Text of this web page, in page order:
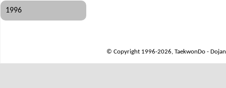
1996
© Copyright 1996-2026, TaekwonDo -